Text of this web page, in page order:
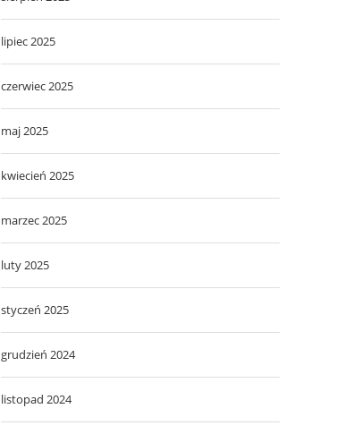
lipiec 2025
czerwiec 2025
maj 2025
kwiecień 2025
marzec 2025
luty 2025
styczeń 2025
grudzień 2024
listopad 2024